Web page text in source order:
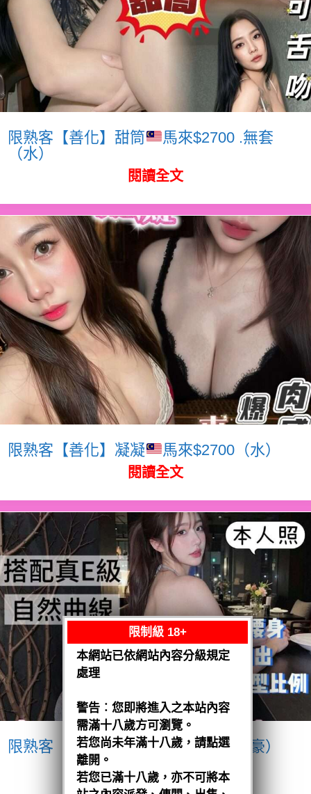
限熟客【善化】甜筒
馬來$2700 .無套
（水）
閱讀全文
限熟客【善化】凝凝 馬來$2700（水）
閱讀全文
限熟客【南區】愛紗 越南$3200（豪）
閱讀全文
限制級 18+
本網站已依網站內容分級規定
處理
警告︰您即將進入之本站內容
需滿十八歲方可瀏覽。
若您尚未年滿十八歲，請點選
離開。
若您已滿十八歲，亦不可將本